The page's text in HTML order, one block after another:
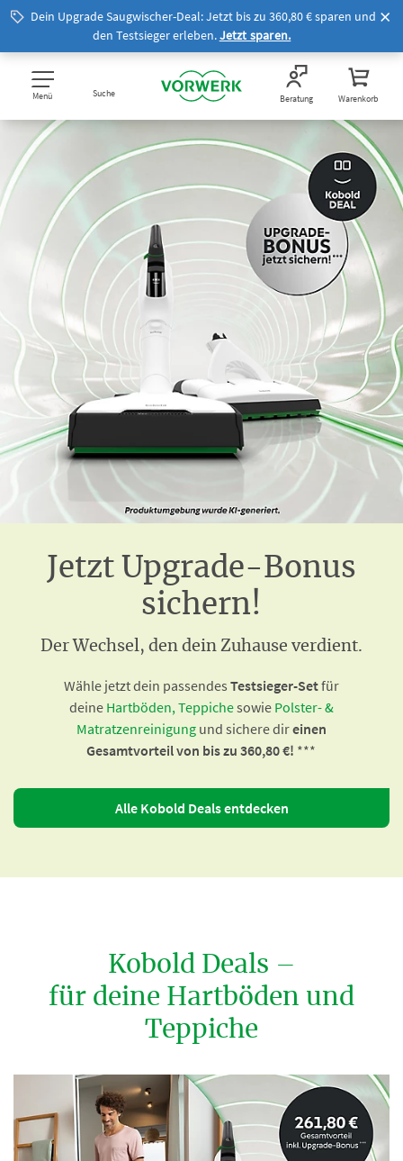
Dein Upgrade Saugwischer-Deal: Jetzt bis zu 360,80 € sparen und
den Testsieger erleben.Jetzt sparen.
Menü Suche Beratung Warenkorb
Jetzt Upgrade-Bonus
sichern!
Der Wechsel, den dein Zuhause verdient.
Wähle jetzt dein passendes Testsieger-Setfür
deine Hartböden, Teppichesowie Polster- &
Matratzenreinigungund sichere direinen
Gesamtvorteil von bis zu 360,80 €! ***​
Alle Kobold Deals entdecken
Kobold Deals –
für deine Hartböden und
Teppiche